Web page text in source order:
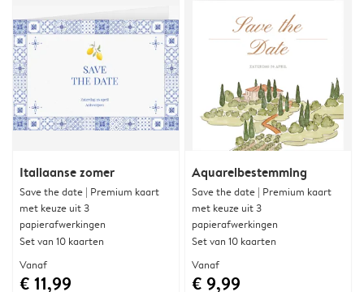
Italiaanse zomer
Save the date | Premium kaart
met keuze uit 3
papierafwerkingen
Set van 10 kaarten
Vanaf
€ 11,99
Aquarelbestemming
Save the date | Premium kaart
met keuze uit 3
papierafwerkingen
Set van 10 kaarten
Vanaf
€ 9,99